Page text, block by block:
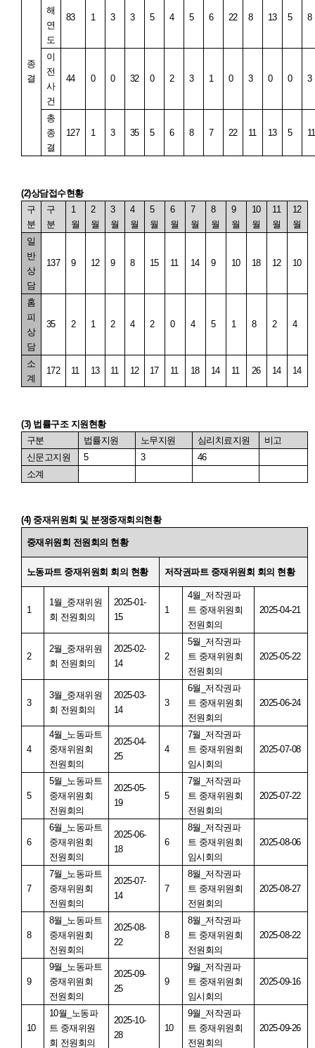
종
결
해
연
도
83 1 3 3 5 4 5 6 22 8 13 5 8
이
전
사
건
44 0 0 32 0 2 3 1 0 3 0 0 3
총
종
결
127 1 3 35 5 6 8 7 22 11 13 5 11
(2)상담접수현황
구
분
구
분
1
월
2
월
3
월
4
월
5
월
6
월
7
월
8
월
9
월
10
월
11
월
12
월
일
반
상
담
137 9 12 9 8 15 11 14 9 10 18 12 10
홈
피
상
담
35 2 1 2 4 2 0 4 5 1 8 2 4
소
계
172 11 13 11 12 17 11 18 14 11 26 14 14
(3) 법률구조 지원현황
구분
법률지원 노무지원 심리치료지원
비고
신문고지원
5 3
46
소계
(4) 중재위원회 및 분쟁중재회의현황
중재위원회 전원회의 현황
노동파트 중재위원회 회의 현황 저작권파트 중재위원회 회의 현황
1
1월 중재위원
회 전원회의
2025-01-
15
1
4월 저작권파
트 중재위원회
전원회의
2025-04-21
2
2월 중재위원
회 전원회의
2025-02-
14
2
5월 저작권파
트 중재위원회
전원회의
2025-05-22
3
3월 중재위원
회 전원회의
2025-03-
14
3
6월 저작권파
트 중재위원회
전원회의
2025-06-24
4
4월 노동파트
중재위원회
전원회의
2025-04-
25
4
7월 저작권파
트 중재위원회
임시회의
2025-07-08
5
5월 노동파트
중재위원회
전원회의
2025-05-
19
5
7월 저작권파
트 중재위원회
전원회의
2025-07-22
6
6월 노동파트
중재위원회
전원회의
2025-06-
18
6
8월 저작권파
트 중재위원회
임시회의
2025-08-06
7
7월 노동파트
중재위원회
전원회의
2025-07-
14
7
8월 저작권파
트 중재위원회
전원회의
2025-08-27
8
8월 노동파트
중재위원회
전원회의
2025-08-
22
8
8월 저작권파
트 중재위원회
전원회의
2025-08-22
9
9월 노동파트
중재위원회
전원회의
2025-09-
25
9
9월 저작권파
트 중재위원회
임시회의
2025-09-16
10
10월 노동파
트 중재위원
회 전원회의
2025-10-
28
10
9월 저작권파
트 중재위원회
전원회의
2025-09-26